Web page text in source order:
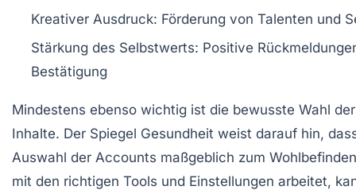
Kreativer Ausdruck: Förderung von Talenten und
Stärkung des Selbstwerts: Positive
Bestätigung
Mindestens ebenso wichtig ist die bewusste Wahl
Inhalte. Der Spiegel Gesundheit weist darauf hin,
Auswahl der Accounts maßgeblich zum
mit den richtigen Tools und Einstellungen arbeitet,